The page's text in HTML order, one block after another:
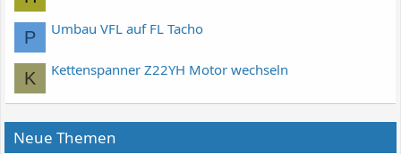
P Umbau VFL auf FL Tacho
K Kettenspanner Z22YH Motor wechseln
Neue Themen